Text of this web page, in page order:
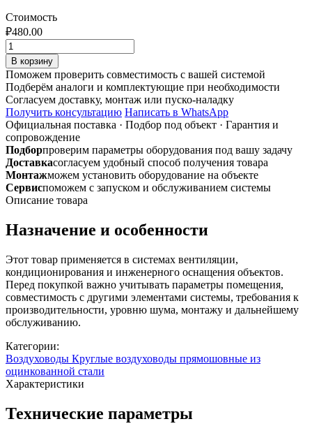
Стоимость
₽480.00
Количество
товара
Ниппель
ф400
из
оцинкованной
стали
В корзину
Поможем проверить совместимость с вашей системой
Подберём аналоги и комплектующие при необходимости
Согласуем доставку, монтаж или пуско-наладку
Получить консультацию Написать в WhatsApp
Официальная поставка · Подбор под объект · Гарантия и
сопровождение
Подборпроверим параметры оборудования под вашу задачу
Доставкасогласуем удобный способ получения товара
Монтажможем установить оборудование на объекте
Сервиспоможем с запуском и обслуживанием системы
Описание товара
Назначение и особенности
Этот товар применяется в системах вентиляции,
кондиционирования и инженерного оснащения объектов.
Перед покупкой важно учитывать параметры помещения,
совместимость с другими элементами системы, требования к
производительности, уровню шума, монтажу и дальнейшему
обслуживанию.
Категории:
Воздуховоды Круглые воздуховоды прямошовные из
оцинкованной стали
Характеристики
Технические параметры